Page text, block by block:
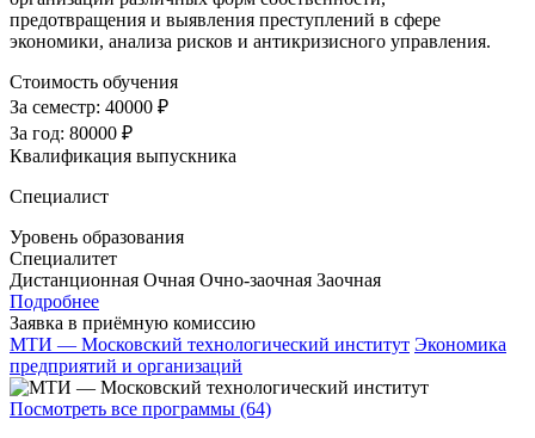
предотвращения и выявления преступлений в сфере
экономики, анализа рисков и антикризисного управления.
Стоимость обучения
За семестр: 40000 ₽
За год: 80000 ₽
Квалификация выпускника
Специалист
Уровень образования
Специалитет
Дистанционная Очная Очно-заочная Заочная
Подробнее
Заявка в приёмную комиссию
МТИ — Московский технологический институт Экономика
предприятий и организаций
Посмотреть все программы (64)